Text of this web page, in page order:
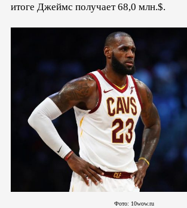
итоге Джеймс получает 68,0 млн.$.
Фото: 10wow.ru